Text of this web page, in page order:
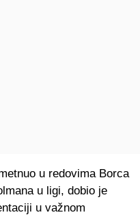
u redovima Borca
u ligi, dobio je
u važnom